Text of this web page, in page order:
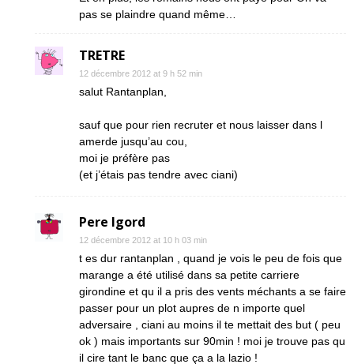
pas se plaindre quand même…
TRETRE
12 décembre 2012 at 9 h 52 min
salut Rantanplan,
sauf que pour rien recruter et nous laisser dans l
amerde jusqu’au cou,
moi je préfère pas
(et j’étais pas tendre avec ciani)
Pere Igord
12 décembre 2012 at 10 h 03 min
t es dur rantanplan , quand je vois le peu de fois que
marange a été utilisé dans sa petite carriere
girondine et qu il a pris des vents méchants a se faire
passer pour un plot aupres de n importe quel
adversaire , ciani au moins il te mettait des but ( peu
ok ) mais importants sur 90min ! moi je trouve pas qu
il cire tant le banc que ça a la lazio !